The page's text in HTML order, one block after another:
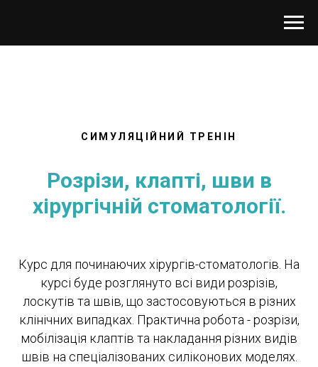
СИМУЛЯЦІЙНИЙ ТРЕНІН
Розрізи, клапті, шви в
хірургічній стоматології.
Курс для починаючих хірургів-стоматологів. На
курсі буде розглянуто всі види розрізів,
лоскутів та швів, що застосовуються в різних
клінічних випадках. Практична робота - розрізи,
мобілізація клаптів та накладання різних видів
швів на спеціалізованих силіконових моделях.